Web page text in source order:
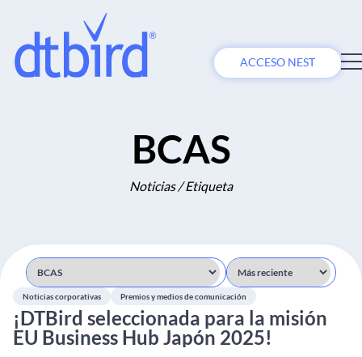
ACCESO NEST
BCAS
Noticias / Etiqueta
Noticias corporativas Premios y medios de comunicación
¡DTBird seleccionada para la misión
EU Business Hub Japón 2025!